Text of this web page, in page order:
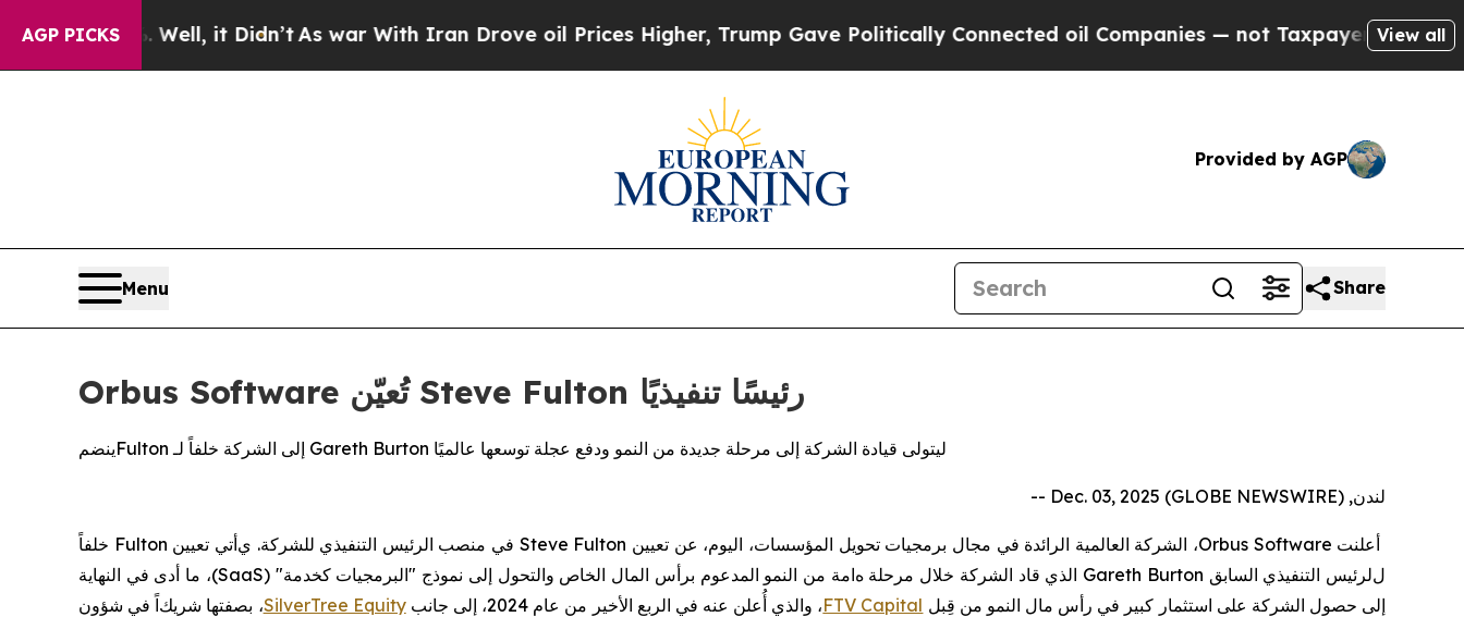
AGP PICKS
40%. Well, it Didn’tAs war With Iran Drove oil Prices Higher, Trump Gave Politically Connected oil Companies — not Taxpayers — the Chance
View all
Provided by AGP
Menu Share
Orbus Software تُعيّن Steve Fulton رئيسًا تنفيذيًا
ينضمFulton إلى الشركة خلفاً لـ Gareth Burton ليتولى قيادة الشركة إلى مرحلة جديدة من النمو ودفع عجلة توسعها عالميًا
لندن, Dec. 03, 2025 (GLOBE NEWSWIRE) --
أعلنت Orbus Software، الشركة العالمية الرائدة في مجال برمجيات تحويل المؤسسات، اليوم، عن تعيين Steve Fulton في منصب الرئيس التنفيذي للشركة. يأتي تعيين Fulton خلفاً
للرئيس التنفيذي السابق Gareth Burton الذي قاد الشركة خلال مرحلةهامة من النمو المدعوم برأس المال الخاص والتحول إلى نموذج "البرمجيات كخدمة" (
SaaS
)، ما أدى في النهاية
إلى حصول الشركة على استثمار كبير في رأس مال النمو من قِبل FTV Capital، والذي أُعلن عنه في الربع الأخير من عام 2024، إلى جانب SilverTree Equity، بصفتها شريكاً في شؤون